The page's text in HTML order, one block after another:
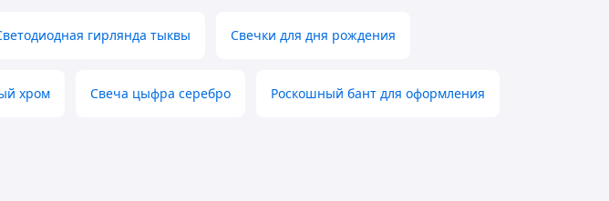
гирлянда тыквы Свечки для дня рождения
хром Свеча цыфра серебро Роскошный бант для оформления